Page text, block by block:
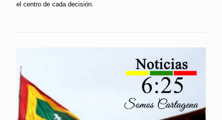
el centro de cada decisión.